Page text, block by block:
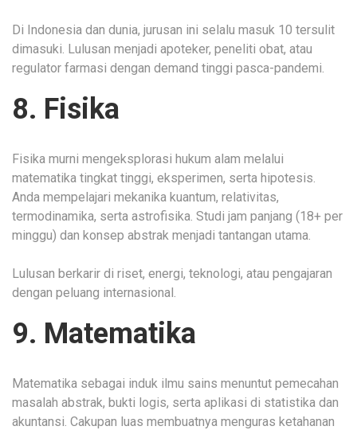
Di Indonesia dan dunia, jurusan ini selalu masuk 10 tersulit
dimasuki. Lulusan menjadi apoteker, peneliti obat, atau
regulator farmasi dengan demand tinggi pasca-pandemi.
8. Fisika
Fisika murni mengeksplorasi hukum alam melalui
matematika tingkat tinggi, eksperimen, serta hipotesis.
Anda mempelajari mekanika kuantum, relativitas,
termodinamika, serta astrofisika. Studi jam panjang (18+ per
minggu) dan konsep abstrak menjadi tantangan utama.
Lulusan berkarir di riset, energi, teknologi, atau pengajaran
dengan peluang internasional.
9. Matematika
Matematika sebagai induk ilmu sains menuntut pemecahan
masalah abstrak, bukti logis, serta aplikasi di statistika dan
akuntansi. Cakupan luas membuatnya menguras ketahanan